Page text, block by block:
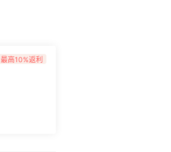
最高10%返利